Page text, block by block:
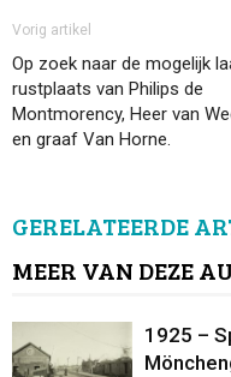
Vorig artikel
Op zoek naar de mogelijk
rustplaats van Philips de
Montmorency, Heer van
en graaf Van Horne.
GERELATEERDE
MEER VAN DEZE
1925 –